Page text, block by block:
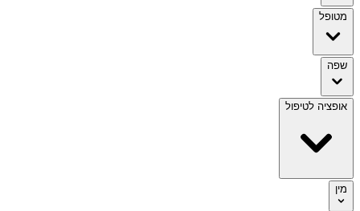
מטופל
שפה
אופציה לטיפול
מין